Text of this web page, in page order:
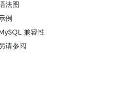
法图
例
兼容性
另请参阅